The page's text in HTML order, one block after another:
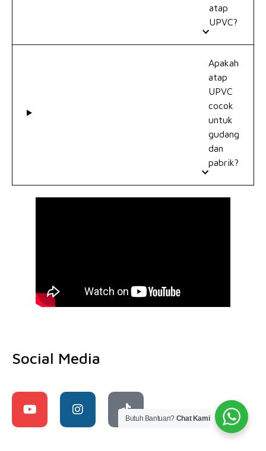
atap
UPVC?
Apakah
atap
UPVC
cocok
untuk
gudang
dan
pabrik?
Social Media
Butuh Bantuan? Chat Kami